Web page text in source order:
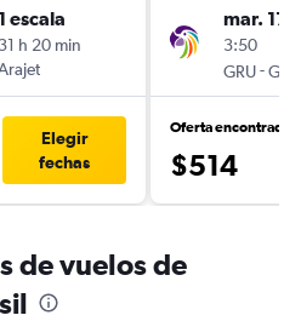
1 escala
31 h 20 min
Elegir
fechas
mar. 17/
3:50
GRU-GUA
Oferta encontrada
$514
de vuelos de